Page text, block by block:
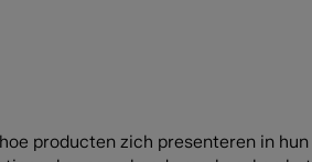
producten zich presenteren in hun